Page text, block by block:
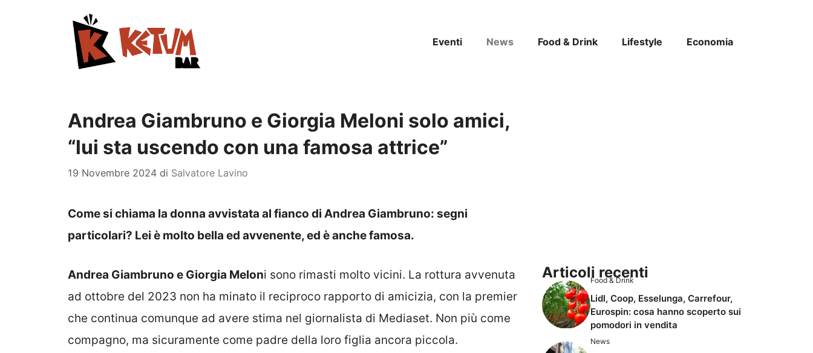
Eventi News Food & Drink Lifestyle Economia
Andrea Giambruno e Giorgia Meloni solo amici,
“lui sta uscendo con una famosa attrice”
19 Novembre 2024 di Salvatore Lavino
Come si chiama la donna avvistata al fianco di Andrea Giambruno: segni
particolari? Lei è molto bella ed avvenente, ed è anche famosa.
Andrea Giambruno e Giorgia Meloni sono rimasti molto vicini. La rottura avvenuta
ad ottobre del 2023 non ha minato il reciproco rapporto di amicizia, con la premier
che continua comunque ad avere stima nel giornalista di Mediaset. Non più come
compagno, ma sicuramente come padre della loro figlia ancora piccola.
Articoli recenti
Food & Drink
Lidl, Coop, Esselunga, Carrefour,
Eurospin: cosa hanno scoperto sui
pomodori in vendita
News